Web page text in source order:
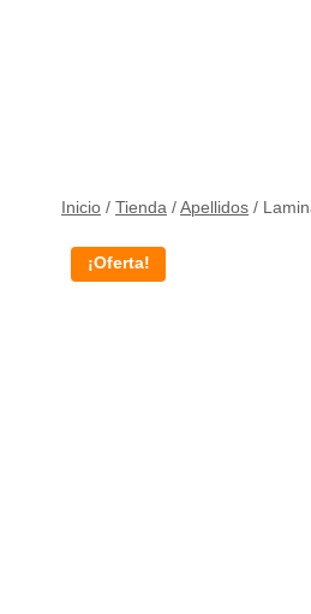
Inicio / Tienda / Apellidos /
¡Oferta!